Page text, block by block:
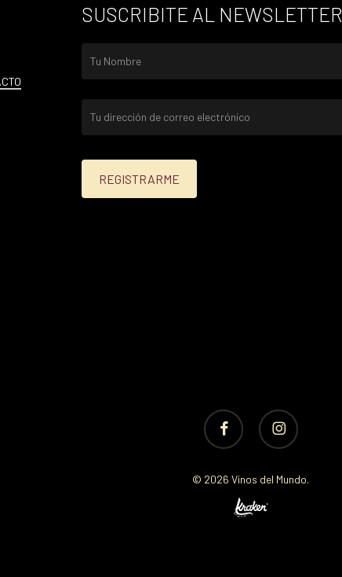
SUSCRIBITE AL NEWSLETTER
facebook instagram
© 2026 Vinos del Mundo.